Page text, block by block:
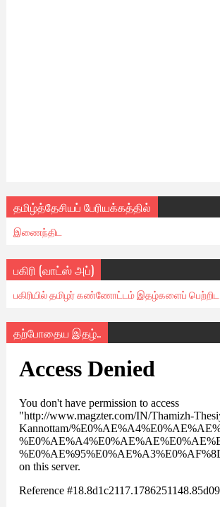
தமிழ்த்தேசியப் பேரியக்கத்தில்
இணைந்திட
பகிரி (வாட்ஸ் அப்)
பகிரியில் தமிழர் கண்ணோட்டம் இதழ்களைப் பெற்றிட
தற்போதைய இதழ்..